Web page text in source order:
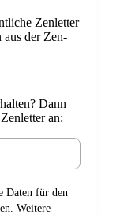
Zenletter
aus der Zen-
Dann
an:
Daten für den
Weitere